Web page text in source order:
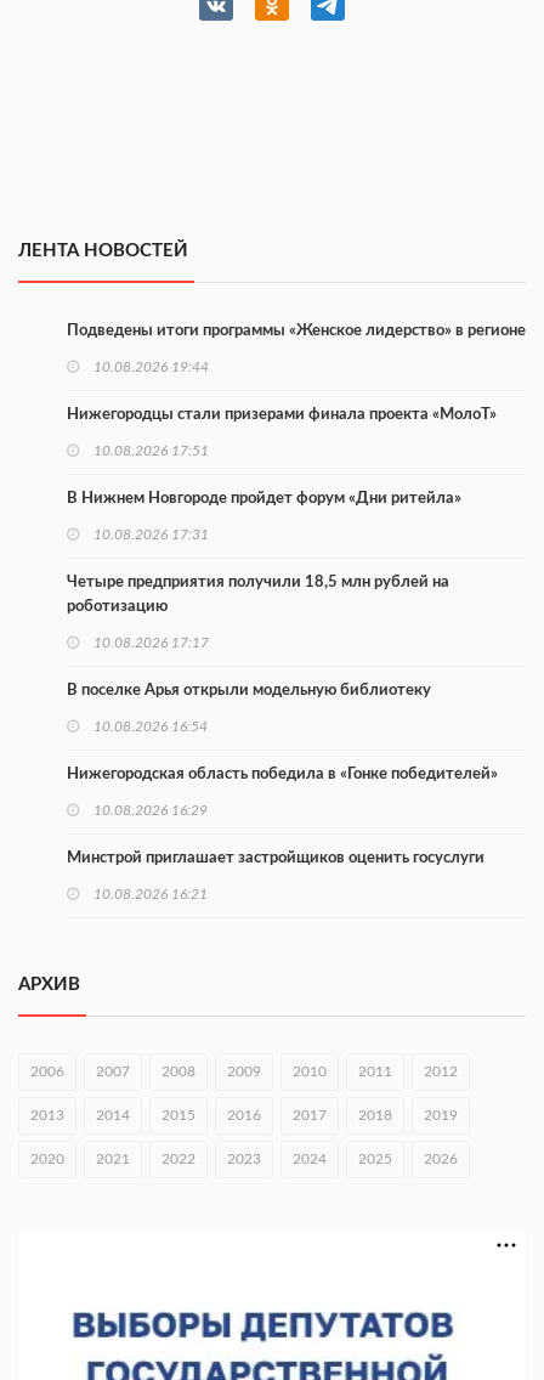
ЛЕНТА НОВОСТЕЙ
Подведены итоги программы «Женское лидерство» в регионе
10.08.2026 19:44
Нижегородцы стали призерами финала проекта «МолоТ»
10.08.2026 17:51
В Нижнем Новгороде пройдет форум «Дни ритейла»
10.08.2026 17:31
Четыре предприятия получили 18,5 млн рублей на
роботизацию
10.08.2026 17:17
В поселке Арья открыли модельную библиотеку
10.08.2026 16:54
Нижегородская область победила в «Гонке победителей»
10.08.2026 16:29
Минстрой приглашает застройщиков оценить госуслуги
10.08.2026 16:21
нас»
10.08.2026 13:53
АРХИВ
2006 2007 2008 2009 2010 2011 2012
2013 2014 2015 2016 2017 2018 2019
2020 2021 2022 2023 2024 2025 2026